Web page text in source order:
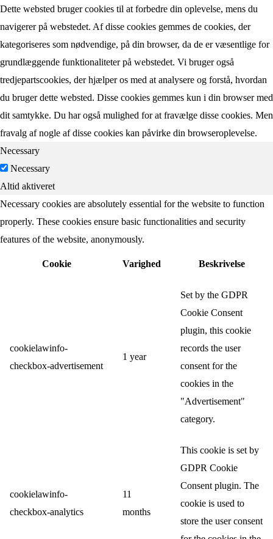
Dette websted bruger cookies til at forbedre din oplevelse, mens du
navigerer på webstedet. Af disse cookies gemmes de cookies, der
kategoriseres som nødvendige, på din browser, da de er væsentlige for
grundlæggende funktionaliteter på webstedet. Vi bruger også
tredjepartscookies, der hjælper os med at analysere og forstå, hvordan
du bruger dette websted. Disse cookies gemmes kun i din browser med
dit samtykke. Du har også mulighed for at fravælge disse cookies. Men
fravalg af nogle af disse cookies kan påvirke din browseroplevelse.
Necessary
Necessary
Altid aktiveret
Necessary cookies are absolutely essential for the website to function
properly. These cookies ensure basic functionalities and security
features of the website, anonymously.
Cookie Varighed Beskrivelse
cookielawinfo-
checkbox-advertisement
1 year
Set by the GDPR
Cookie Consent
plugin, this cookie
records the user
consent for the
cookies in the
"Advertisement"
category.
cookielawinfo-
checkbox-analytics
11
months
This cookie is set by
GDPR Cookie
Consent plugin. The
cookie is used to
store the user consent